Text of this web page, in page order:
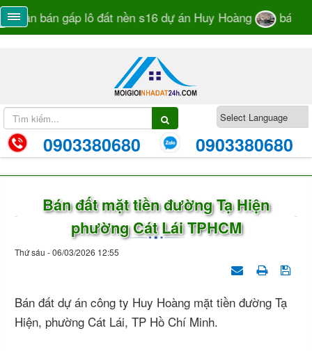
Cần bán gấp lô đất nền s16 dự án Huy Hoàng bán đất
0903380680 0903380680
Bán đất mặt tiền đường Tạ Hiện
phường Cát Lái TPHCM
Thứ sáu - 06/03/2026 12:55
Bán đất dự án công ty Huy Hoàng mặt tiền đường Tạ
Hiện, phường Cát Lái, TP Hồ Chí Minh.